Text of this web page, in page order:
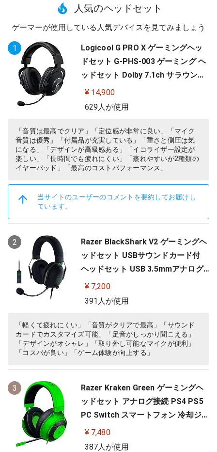
人気のヘッドセット
ゲーマーが使用している人気デバイスを見てみましょう
1
Logicool G PRO X ゲーミングヘッ
ドセット G-PHS-003 ゲーミング ヘ
ッドセット Dolby 7.1ch サラウンド
サウンド 3.5mm 有線 マイク付き Bl
ue VO!CE搭載 軽量 PS5 PS4 PC win
ック 国内正規品 【 ファイナルファ
ンタジー XIV 推奨モデル 】
¥ 14,900
629人が使用
「音質は最高でクリア」「定位感が非常に良い」「マイク
音質は優秀」「付属品が充実している」「重さと側圧は気
になる」「デザインが高級感ある」「イコライザー設定が
楽しい」「長時間でも疲れにくい」「蒸れやすいが2種類の
イヤーパッド」「最高のコストパフォーマンス」
当サイトのユーザーのコメントを要約してお届けし
ています。
2
Razer BlackShark V2 ゲーミングヘ
ッドセット USBサウンドカード付
ヘッドセット USB 3.5mmアナログ
THX 7.1ch 立体音響 特許技術採用チ
タンコート50mmドライバー 単一指
高遮音性イヤーカップ 軽量262g PC
PS4 PS5 Nintendo Switch 【日本…
¥ 7,200
391人が使用
「軽くて疲れにくい」「音質がクリアで最高」「サウンド
カードでカスタマイズ可能」「足音がしっかり聞こえる」
「デザインがオシャレ」「取り外し可能なマイクが便利」
「コスパが良い」「ゲーム体験が向上する」
3
Razer Kraken Green ゲーミングヘ
ッドセット アナログ接続 PS4 PS5
PC Switch スマートフォン 冷却ジェ
ルパッド 【日本正規代理店保証品】
RZ04-02830200-R3M
¥ 7,480
387人が使用